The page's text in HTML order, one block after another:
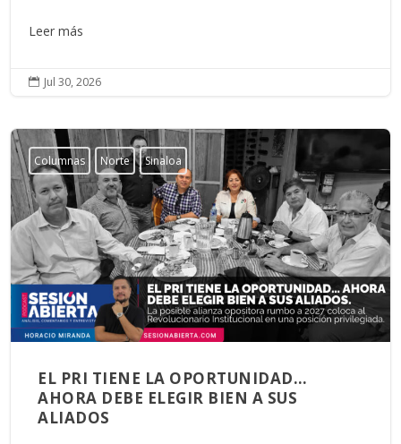
Leer más
 Jul 30, 2026
Columnas Norte Sinaloa
EL PRI TIENE LA OPORTUNIDAD…
AHORA DEBE ELEGIR BIEN A SUS
ALIADOS